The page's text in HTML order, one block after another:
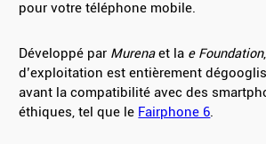
pour votre téléphone mobile.
Développé par Murenaet la e Foundation
d’exploitation est entièrement
avant la compatibilité avec des
éthiques, tel que le Fairphone 6.